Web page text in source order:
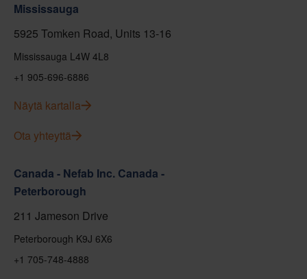
Mississauga
5925 Tomken Road, Units 13-16
Mississauga L4W 4L8
+1 905-696-6886
Näytä kartalla
Ota yhteyttä
Canada - Nefab Inc. Canada -
Peterborough
211 Jameson Drive
Peterborough K9J 6X6
+1 705-748-4888